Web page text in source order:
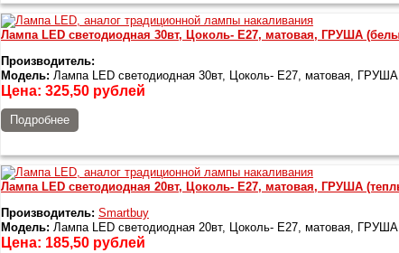
Лампа LED светодиодная 30вт, Цоколь- Е27, матовая, ГРУША
Производитель:
Модель: Лампа LED светодиодная 30вт, Цоколь- Е27, матовая,
Цена: 325,50рублей
Подробнее
Лампа LED светодиодная 20вт, Цоколь- Е27, матовая, ГРУША
Производитель: Smartbuy
Модель: Лампа LED светодиодная 20вт, Цоколь- Е27, матовая,
Цена: 185,50рублей